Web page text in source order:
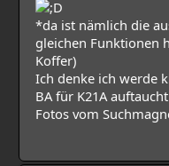
*da ist nämlich die
gleichen Funktionen
Koffer)
Ich denke ich werde
BA für K21A
Fotos vom